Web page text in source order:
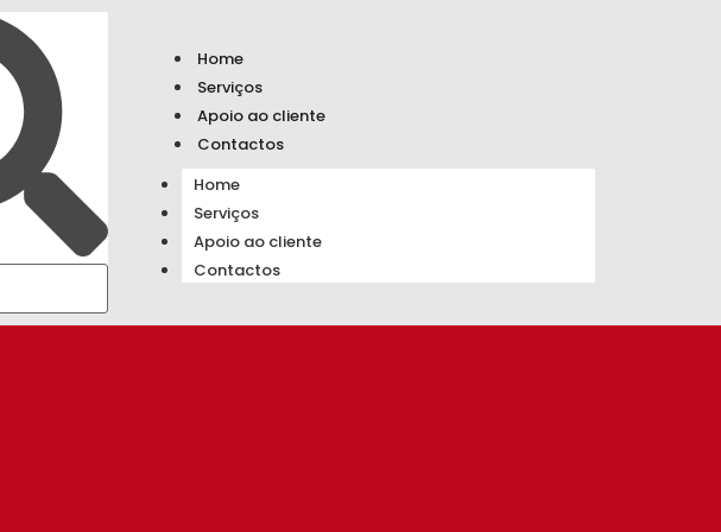
Home
Serviços
Apoio ao cliente
Contactos
Home
Serviços
Apoio ao cliente
Contactos